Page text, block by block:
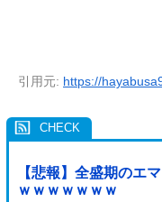
引用元: https://
【悲報】全盛期のエ
ｗｗｗｗｗｗｗ